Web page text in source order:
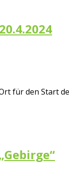
für den Start